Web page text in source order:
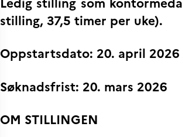
Kurs og seminarer
Pedagogiske ressurser
UNIVERSITETER
Høyere utdanning og
Studere i Frankrike
Studere i Norge
stilling, 37,5 timer per uke).
Oppstartsdato: 20. april
Søknadsfrist: 20. mars 2026
OM STILLINGEN